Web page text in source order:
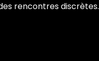
rencontres discrètes.